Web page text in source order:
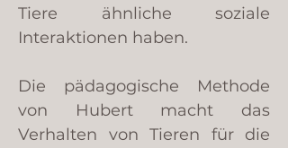
Tiere ähnliche soziale
Interaktionen haben.
Die pädagogische Methode
von Hubert macht das
Verhalten von Tieren für die